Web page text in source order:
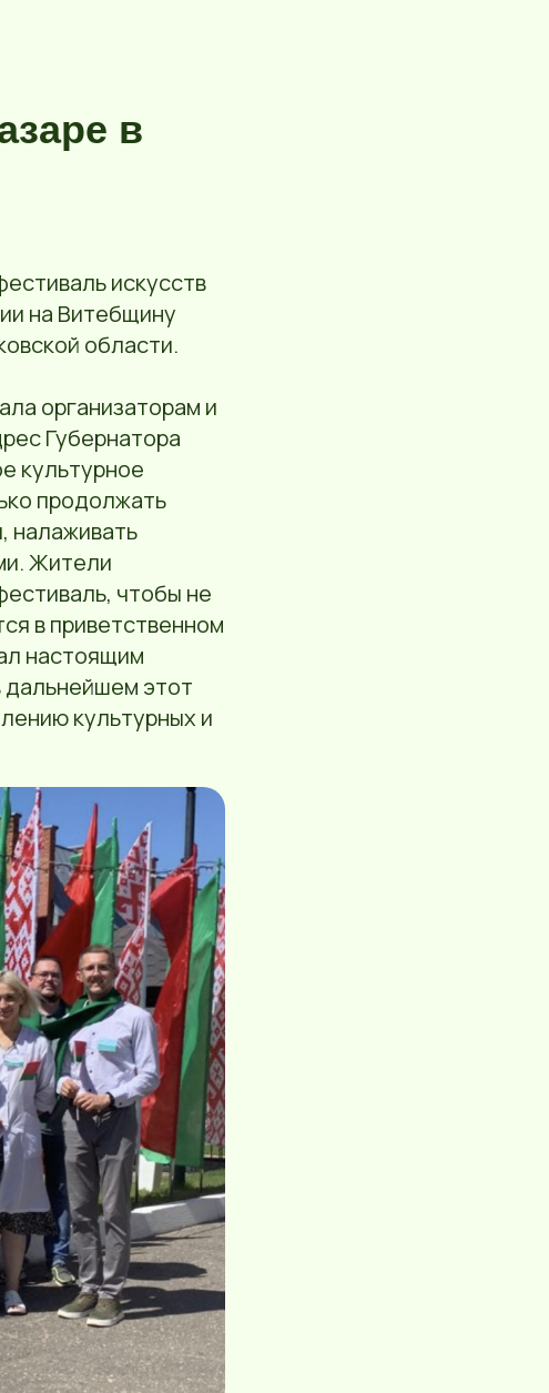
в
искусств
на Витебщину
области.
организаторам и
Губернатора
культурное
продолжать
налаживать
Жители
чтобы не
в приветственном
настоящим
дальнейшем этот
культурных и